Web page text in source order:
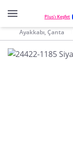
Plus'ı Keşfet
Ayakkabı, Çanta